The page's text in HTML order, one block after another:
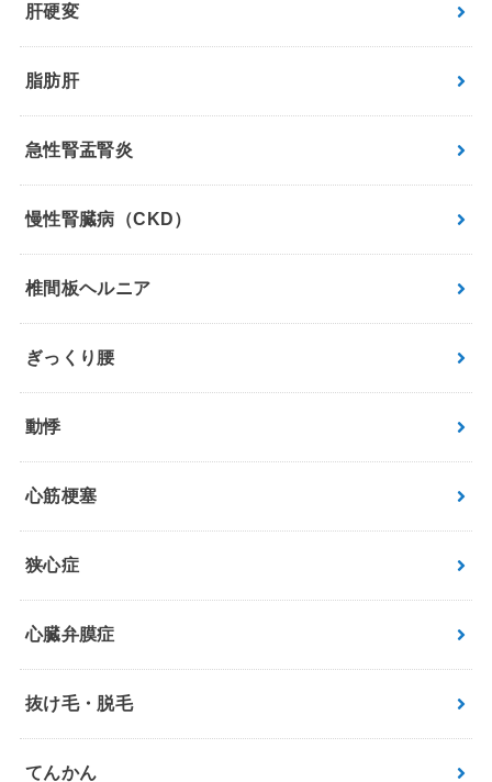
肝硬変
脂肪肝
急性腎盂腎炎
慢性腎臓病（CKD）
椎間板ヘルニア
ぎっくり腰
動悸
心筋梗塞
狭心症
心臓弁膜症
抜け毛・脱毛
てんかん